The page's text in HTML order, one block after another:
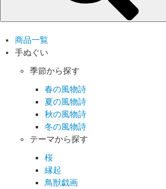
商品一覧
手ぬぐい
季節から探す
春の風物詩
夏の風物詩
秋の風物詩
冬の風物詩
テーマから探す
桜
縁起
鳥獣戯画